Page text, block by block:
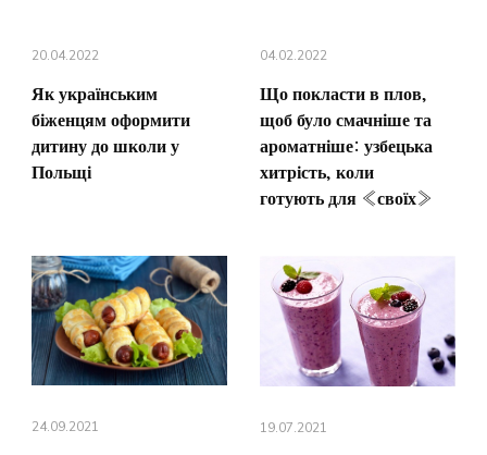
20.04.2022
Як українським
біженцям оформити
дитину до школи у
Польщі
04.02.2022
Що покласти в плов,
щоб було смачніше та
ароматніше: узбецька
хитрість, коли
готують для «своїх»
24.09.2021 19.07.2021